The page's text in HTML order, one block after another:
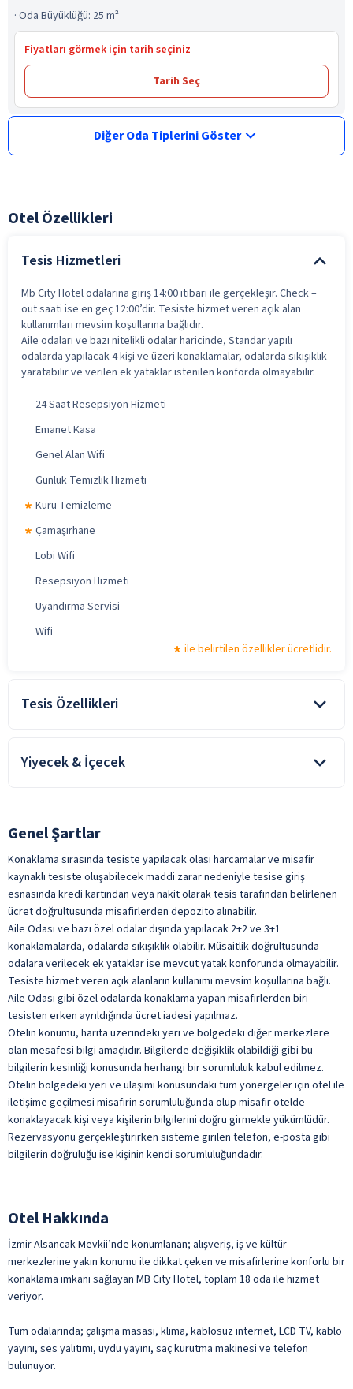
· Oda Büyüklüğü: 25 m²
Fiyatları görmek için tarih seçiniz
Tarih Seç
Diğer Oda Tiplerini Göster
Otel Özellikleri
Tesis Hizmetleri
Mb City Hotel odalarına giriş 14:00 itibari ile gerçekleşir. Check –
out saati ise en geç 12:00’dir. Tesiste hizmet veren açık alan
kullanımları mevsim koşullarına bağlıdır.
Aile odaları ve bazı nitelikli odalar haricinde, Standar yapılı
odalarda yapılacak 4 kişi ve üzeri konaklamalar, odalarda sıkışıklık
yaratabilir ve verilen ek yataklar istenilen konforda olmayabilir.
24 Saat Resepsiyon Hizmeti
Emanet Kasa
Genel Alan Wifi
Günlük Temizlik Hizmeti
Kuru Temizleme
Çamaşırhane
Lobi Wifi
Resepsiyon Hizmeti
Uyandırma Servisi
Wifi
ile belirtilen özellikler ücretlidir.
Tesis Özellikleri
Ekonomik Otel
Yiyecek & İçecek
alanlarının kullanımı, konaklama süresince kısıtlandırılmış,
tamamen kaldırılmış ve/veya kapatılmış olabilir.
Kahvaltı Salonu
Kapalı Restoran
Taze Sıkılmış Meyve Suları
Türk Kahvesi
ile belirtilen özellikler ücretlidir.
Genel Şartlar
Konaklama sırasında tesiste yapılacak olası harcamalar ve misafir
kaynaklı tesiste oluşabilecek maddi zarar nedeniyle tesise giriş
esnasında kredi kartından veya nakit olarak tesis tarafından belirlenen
ücret doğrultusunda misafirlerden depozito alınabilir.
Aile Odası ve bazı özel odalar dışında yapılacak 2+2 ve 3+1
konaklamalarda, odalarda sıkışıklık olabilir. Müsaitlik doğrultusunda
odalara verilecek ek yataklar ise mevcut yatak konforunda olmayabilir.
Tesiste hizmet veren açık alanların kullanımı mevsim koşullarına bağlı.
Aile Odası gibi özel odalarda konaklama yapan misafirlerden biri
tesisten erken ayrıldığında ücret iadesi yapılmaz.
Otelin konumu, harita üzerindeki yeri ve bölgedeki diğer merkezlere
olan mesafesi bilgi amaçlıdır. Bilgilerde değişiklik olabildiği gibi bu
bilgilerin kesinliği konusunda herhangi bir sorumluluk kabul edilmez.
Otelin bölgedeki yeri ve ulaşımı konusundaki tüm yönergeler için otel ile
iletişime geçilmesi misafirin sorumluluğunda olup misafir otelde
konaklayacak kişi veya kişilerin bilgilerini doğru girmekle yükümlüdür.
Rezervasyonu gerçekleştirirken sisteme girilen telefon, e-posta gibi
bilgilerin doğruluğu ise kişinin kendi sorumluluğundadır.
Otel Hakkında
İzmir Alsancak Mevkii’nde konumlanan; alışveriş, iş ve kültür
merkezlerine yakın konumu ile dikkat çeken ve misafirlerine konforlu bir
konaklama imkanı sağlayan MB City Hotel, toplam 18 oda ile hizmet
veriyor.
Tüm odalarında; çalışma masası, klima, kablosuz internet, LCD TV, kablo
yayını, ses yalıtımı, uydu yayını, saç kurutma makinesi ve telefon
bulunuyor.